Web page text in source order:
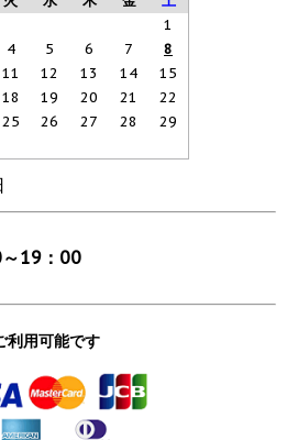
1
4 5 6 7
8
11 12 13 14
15
18 19 20 21
22
25 26 27 28
29
19：00
利用可能です